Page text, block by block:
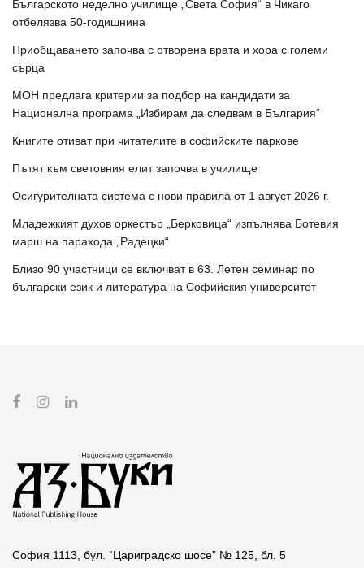
Българското неделно училище „Света София“ в Чикаго
отбелязва 50-годишнина
Приобщаването започва с отворена врата и хора с големи
сърца
МОН предлага критерии за подбор на кандидати за
Национална програма „Избирам да следвам в България“
Книгите отиват при читателите в софийските паркове
Пътят към световния елит започва в училище
Осигурителната система с нови правила от 1 август 2026 г.
Младежкият духов оркестър „Берковица“ изпълнява Ботевия
марш на парахода „Радецки“
Близо 90 участници се включват в 63. Летен семинар по
български език и литература на Софийския университет
София 1113, бул. “Цариградско шосе” № 125, бл. 5